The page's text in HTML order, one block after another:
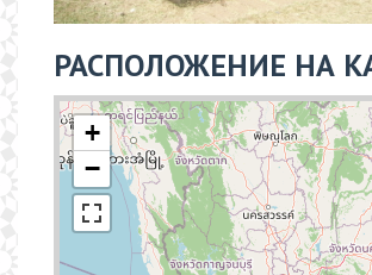
РАСПОЛОЖЕНИЕ НА
+
−